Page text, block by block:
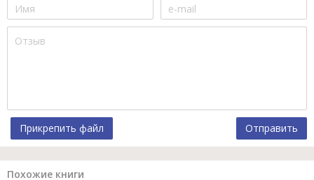
Прикрепить файл Отправить
Похожие книги